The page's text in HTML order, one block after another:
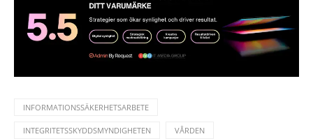
INFORMATIONSSÄKERHETSARBETE
INTEGRITETSSKYDDSMYNDIGHETEN VÅRDEN